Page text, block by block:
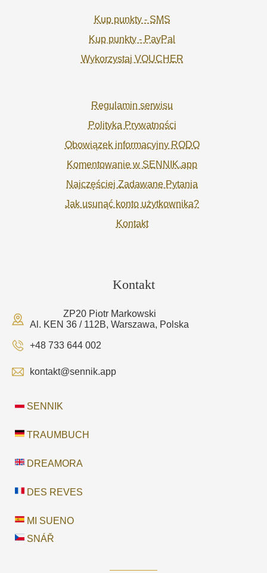
Kup punkty - SMS
Kup punkty - PayPal
Wykorzystaj VOUCHER
Regulamin serwisu
Polityka Prywatności
Obowiązek informacyjny RODO
Komentowanie w SENNIK.app
Najczęściej Zadawane Pytania
Jak usunąć konto użytkownika?
Kontakt
Kontakt
ZP20 Piotr Markowski
Al. KEN 36 / 112B, Warszawa, Polska
+48 733 644 002
kontakt@sennik.app
SENNIK
TRAUMBUCH
DREAMORA
DES REVES
MI SUENO
SNÁŘ